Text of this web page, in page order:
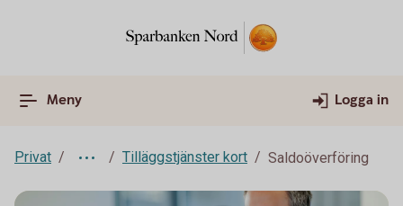
Meny Logga in
Privat Tilläggstjänster kort Saldoöverföring